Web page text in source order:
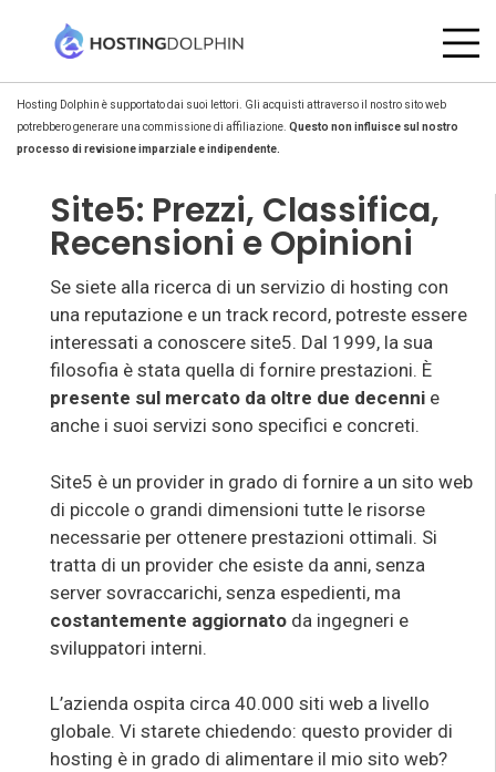
Hosting Dolphin è supportato dai suoi lettori. Gli acquisti attraverso il nostro sito web
potrebbero generare una commissione di affiliazione. Questo non influisce sul nostro
processo di revisione imparziale e indipendente.
Site5: Prezzi, Classifica,
Recensioni e Opinioni
Se siete alla ricerca di un servizio di hosting con
una reputazione e un track record, potreste essere
interessati a conoscere site5. Dal 1999, la sua
filosofia è stata quella di fornire prestazioni. È
presente sul mercato da oltre due decenni e
anche i suoi servizi sono specifici e concreti.
Site5 è un provider in grado di fornire a un sito web
di piccole o grandi dimensioni tutte le risorse
necessarie per ottenere prestazioni ottimali. Si
tratta di un provider che esiste da anni, senza
server sovraccarichi, senza espedienti, ma
costantemente aggiornato da ingegneri e
sviluppatori interni.
L’azienda ospita circa 40.000 siti web a livello
globale. Vi starete chiedendo: questo provider di
hosting è in grado di alimentare il mio sito web?